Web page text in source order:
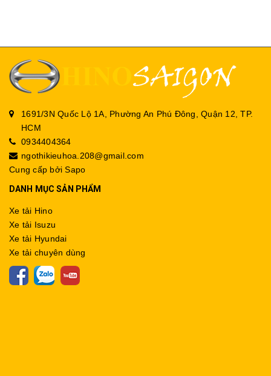
1691/3N Quốc Lộ 1A, Phường An Phú Đông, Quận 12, TP.
HCM
0934404364
ngothikieuhoa.208@gmail.com
Cung cấp bởiSapo
DANH MỤC SẢN PHẨM
Xe tải Hino
Xe tải Isuzu
Xe tải Hyundai
Xe tải chuyên dùng